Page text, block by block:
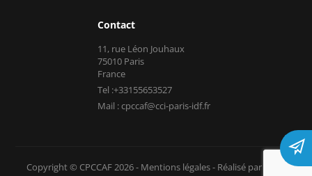
Contact
11, rue Léon Jouhaux
75010 Paris
France
Tel :+33155653527
Mail : cpccaf@cci-paris-idf.fr
Copyright © CPCCAF 2026 - Mentions légales- Réalisé par Tokiz